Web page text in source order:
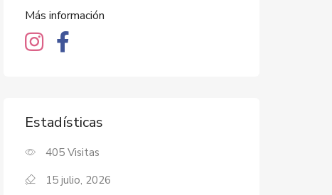
Más información
Estadísticas
405 Visitas
15 julio, 2026